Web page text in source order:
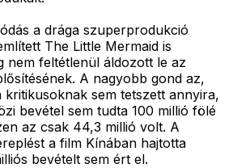
a drága szuperprodukció
The Little Mermaid is
nem feltétlenül áldozott le az
A nagyobb gond az,
sem tetszett annyira,
bevétel sem tudta 100 millió fölé
az csak 44,3 millió volt. A
a film Kínában hajtotta
bevételt sem ért el.